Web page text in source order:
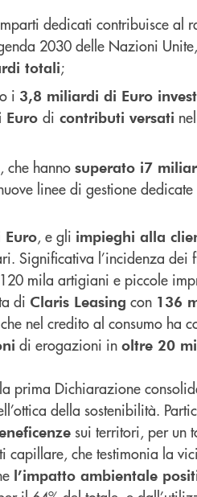
dedicati contribuisce al
2030 delle Nazioni
totali;
i 3,8 miliardi di Euro
Euro di contributi versati
, che hanno superato i7
linee di gestione dedicate
Euro, e gli impieghi alla
Significativa l’incidenza dei
mila artigiani e piccole
di Claris Leasing con 136
nel credito al consumo ha
di erogazioni in oltre 20
prima Dichiarazione
della sostenibilità.
sui territori, per un
capillare, che testimonia la
l’impatto ambientale